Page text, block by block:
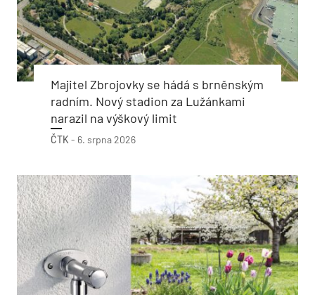
Majitel Zbrojovky se hádá s brněnským
radním. Nový stadion za Lužánkami
narazil na výškový limit
ČTK - 6. srpna 2026